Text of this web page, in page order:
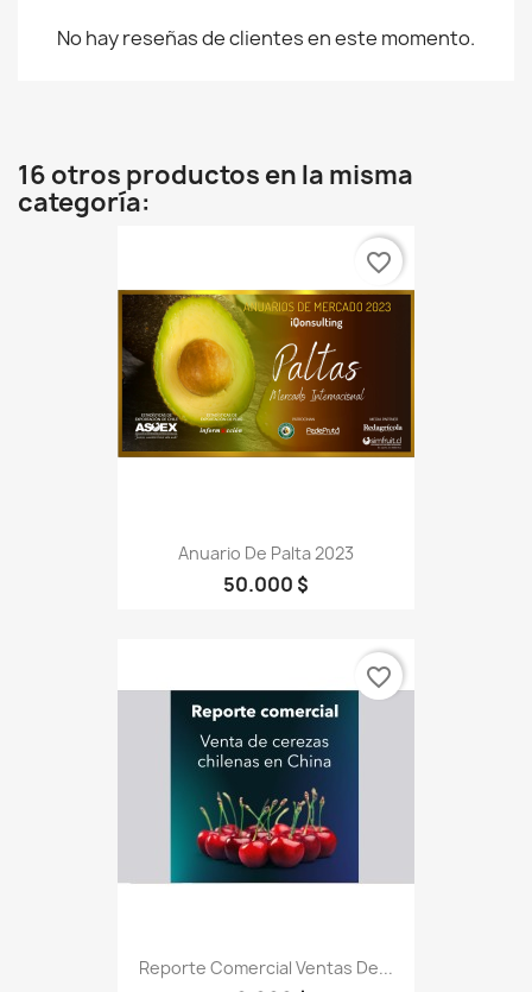
No hay reseñas de clientes en este momento.
16 otros productos en la misma
categoría:
Anuario De Palta 2023
50.000 $
favorite_border
Reporte Comercial Ventas De...
favorite_border